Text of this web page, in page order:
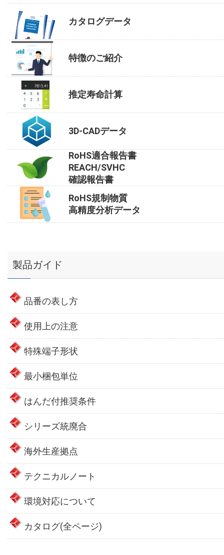
カタログデータ
特徴のご紹介
推定寿命計算
3D-CADデータ
RoHS適合報告書
REACH/SVHC
確認報告書
RoHS規制物質
高精度分析データ
製品ガイド
品番の表し方
使用上の注意
特殊端子形状
最小梱包単位
はんだ付推奨条件
シリーズ統廃合
海外生産拠点
テクニカルノート
環境対応について
カタログ(全ページ)